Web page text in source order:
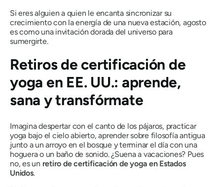
Si eres alguien a quien le encanta sincronizar su
crecimiento con la energía de una nueva estación, agosto
es como una invitación dorada del universo para
sumergirte.
Retiros de certificación de
yoga en EE. UU.: aprende,
sana y transfórmate
Imagina despertar con el canto de los pájaros, practicar
yoga bajo el cielo abierto, aprender sobre filosofía antigua
junto a un arroyo en el bosque y terminar el día con una
hoguera o un baño de sonido. ¿Suena a vacaciones? Pues
no, es un retiro de certificación de yoga en Estados
Unidos.